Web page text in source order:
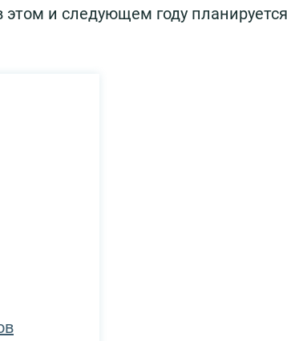
и следующем году планируется